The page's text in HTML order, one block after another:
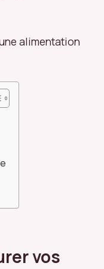
alimentation
vos